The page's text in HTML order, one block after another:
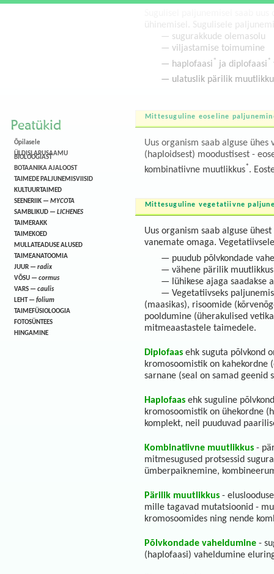
ühinemisel. Sugulisele
— sugurakkude olemasolu
— viljastamise toimumine
— haplofaasi * ja diplofaasi *
— ulatuslik pärilik
Mittesuguline eoseline
Uus organism saab alguse
(haploidsest) moodustisest -
kombinatiivne muutlikkus*.
Mittesuguline vegetatiivne
Uus organism saab alguse
vanemate omaga.
— puudub põlvkondade
— vähene pärilik muutlikkus
— lühikese ajaga saadakse
— Vegetatiivseks
(maasikas), risoomide
pooldumine (üherakulised
mitmeaastastele taimedele.
Diplofaas ehk suguta põlvkond
kromosoomistik on
sarnane (seal on samad geenid
Haplofaas ehk suguline
kromosoomistik on ühekordne
komplekt, neil puuduvad
Kombinatiivne muutlikkus -
mitmesugused protsessid
ümberpaiknemine,
Pärilik muutlikkus -
mille tagavad mutatsioonid -
kromosoomides ning nende
Põlvkondade vaheldumine -
(haplofaasi) vaheldumine
Peatükid
Õpilasele
ÜLDISI ARUSAAMU
BIOLOOGIAST
BOTAANIKA AJALOOST
TAIMEDE PALJUNEMISVIISID
KULTUURTAIMED
SEENERIIK — MYCOTA
SAMBLIKUD — LICHENES
TAIMERAKK
TAIMEKOED
MULLATEADUSE ALUSED
TAIMEANATOOMIA
JUUR — radix
VÕSU — cormus
VARS — caulis
LEHT — folium
TAIMEFÜSIOLOOGIA
FOTOSÜNTEES
HINGAMINE